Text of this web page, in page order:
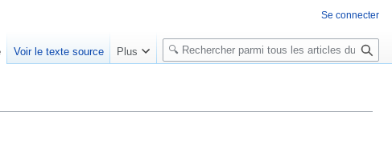
Se connecter
Voir le texte source Plus
R
e
e